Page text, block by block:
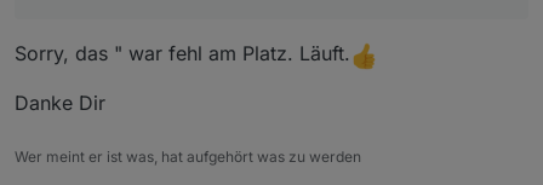
Sorry, das " war fehl am Platz. Läuft.
Danke Dir
Wer meint er ist was, hat aufgehört was zu werden